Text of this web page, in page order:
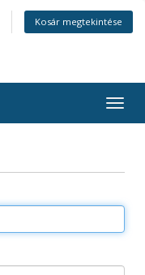
Kosár megtekintése
a